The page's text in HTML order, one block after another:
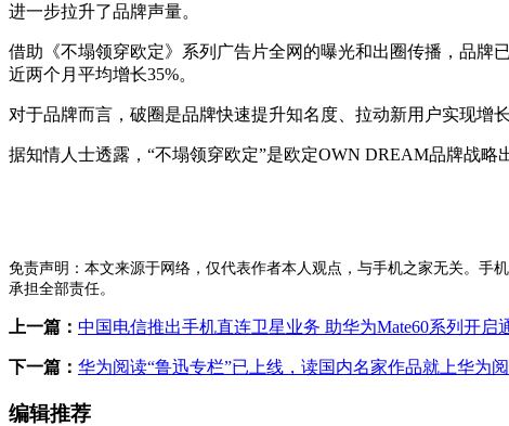
进一步拉升了品牌声量。
借助《不塌领穿欧定》系列广告片全网的曝光和出圈传播，品牌
近两个月平均增长35%。
对于品牌而言，破圈是品牌快速提升知名度、拉动新用户实现增
据知情人士透露，“不塌领穿欧定”是欧定OWN DREAM品牌战
免责声明：本文来源于网络，仅代表作者本人观点，与手机之家无关。手
承担全部责任。
上一篇： 中国电信推出手机直连卫星业务 助华为Mate60系列开启
下一篇： 华为阅读“鲁迅专栏”已上线，读国内名家作品就上华为
编辑推荐